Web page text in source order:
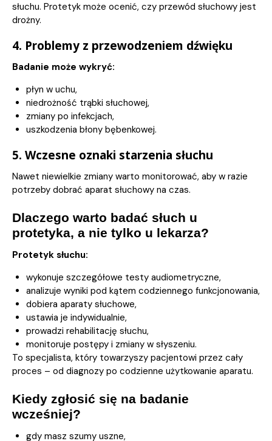
słuchu. Protetyk może ocenić, czy przewód słuchowy jest
drożny.
4. Problemy z przewodzeniem dźwięku
Badanie może wykryć:
płyn w uchu,
niedrożność trąbki słuchowej,
zmiany po infekcjach,
uszkodzenia błony bębenkowej.
5. Wczesne oznaki starzenia słuchu
Nawet niewielkie zmiany warto monitorować, aby w razie
potrzeby dobrać aparat słuchowy na czas.
Dlaczego warto badać słuch u
protetyka, a nie tylko u lekarza?
Protetyk słuchu:
wykonuje szczegółowe testy audiometryczne,
analizuje wyniki pod kątem codziennego funkcjonowania,
dobiera aparaty słuchowe,
ustawia je indywidualnie,
prowadzi rehabilitację słuchu,
monitoruje postępy i zmiany w słyszeniu.
To specjalista, który towarzyszy pacjentowi przez cały
proces – od diagnozy po codzienne użytkowanie aparatu.
Kiedy zgłosić się na badanie
wcześniej?
gdy masz szumy uszne,